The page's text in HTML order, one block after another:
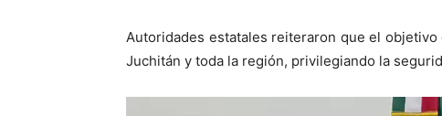
Autoridades estatales reiteraron que el
Juchitán y toda la región, privilegiando la